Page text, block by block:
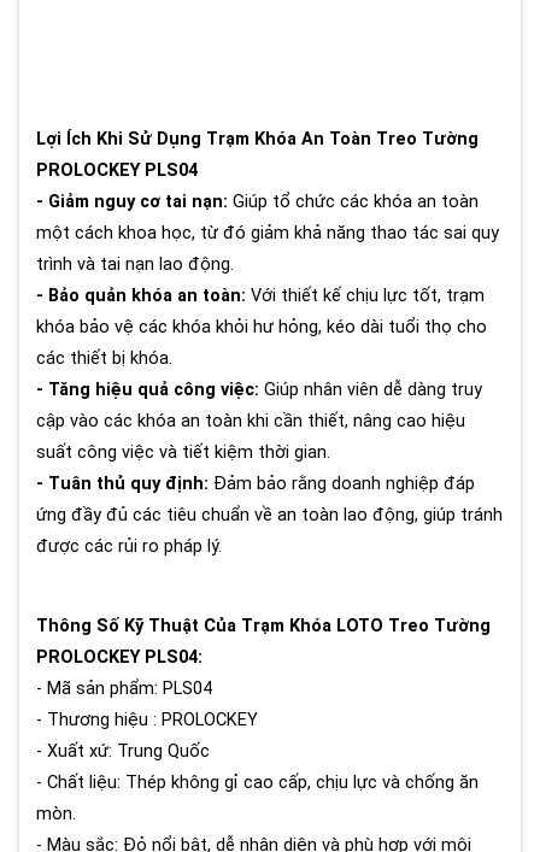
Lợi Ích Khi Sử Dụng Trạm Khóa An Toàn Treo Tường
PROLOCKEY PLS04
- Giảm nguy cơ tai nạn: Giúp tổ chức các khóa an toàn
một cách khoa học, từ đó giảm khả năng thao tác sai quy
trình và tai nạn lao động.
- Bảo quản khóa an toàn: Với thiết kế chịu lực tốt, trạm
khóa bảo vệ các khóa khỏi hư hỏng, kéo dài tuổi thọ cho
các thiết bị khóa.
- Tăng hiệu quả công việc: Giúp nhân viên dễ dàng truy
cập vào các khóa an toàn khi cần thiết, nâng cao hiệu
suất công việc và tiết kiệm thời gian.
- Tuân thủ quy định: Đảm bảo rằng doanh nghiệp đáp
ứng đầy đủ các tiêu chuẩn về an toàn lao động, giúp tránh
được các rủi ro pháp lý.
Thông Số Kỹ Thuật Của Trạm Khóa LOTO Treo Tường
PROLOCKEY PLS04:
- Mã sản phẩm: PLS04
- Thương hiệu : PROLOCKEY
- Xuất xứ: Trung Quốc
- Chất liệu: Thép không gỉ cao cấp, chịu lực và chống ăn
mòn.
- Màu sắc: Đỏ nổi bật, dễ nhận diện và phù hợp với môi